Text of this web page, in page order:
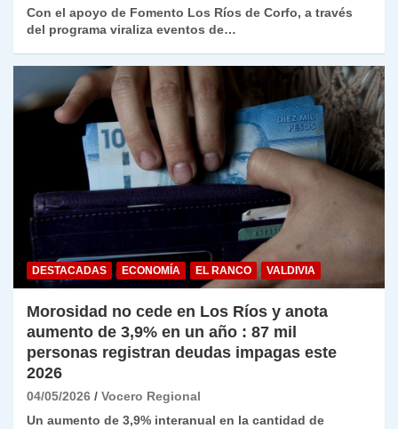
Con el apoyo de Fomento Los Ríos de Corfo, a través
del programa viraliza eventos de…
DESTACADAS ECONOMÍA EL RANCO VALDIVIA
Morosidad no cede en Los Ríos y anota
aumento de 3,9% en un año : 87 mil
personas registran deudas impagas este
2026
04/05/2026
Vocero Regional
Un aumento de 3,9% interanual en la cantidad de